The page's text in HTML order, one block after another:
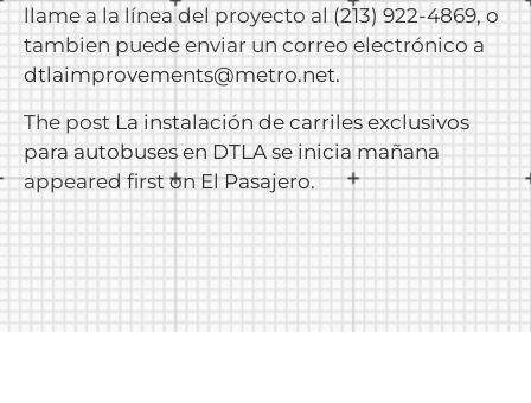
llame a la línea del proyecto al (213) 922-4869, o
tambien puede enviar un correo electrónico a
dtlaimprovements@metro.net.
The post La instalación de carriles exclusivos
para autobuses en DTLA se inicia mañana
appeared first onEl Pasajero.